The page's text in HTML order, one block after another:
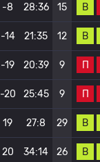
-8 28:36 15 В
-14 21:35 12 В
-19 20:39 9 П
-20 25:45 9 П
19 27:8 29 В
20 34:14 26 В